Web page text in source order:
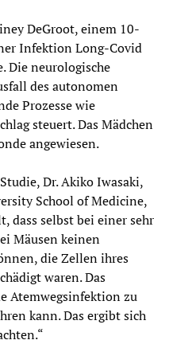
DeGroot, einem 10-
Infektion Long-Covid
Die neurologische
des autonomen
Prozesse wie
steuert. Das Mädchen
angewiesen.
Dr. Akiko Iwasaki,
School of Medicine,
dass selbst bei einer sehr
Mäusen keinen
die Zellen ihres
waren. Das
Atemwegsinfektion zu
kann. Das ergibt sich